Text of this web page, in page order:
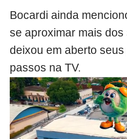
Bocardi ainda
se aproximar mais
deixou em aberto
passos na TV.